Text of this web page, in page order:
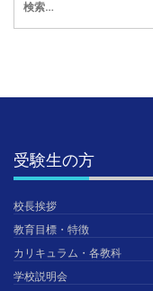
索:
受験生の方
校長挨拶
教育目標・特徴
カリキュラム・各教科
学校説明会